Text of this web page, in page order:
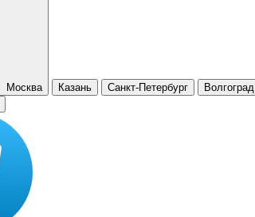
Москва Казань Санкт-Петербург Волгоград